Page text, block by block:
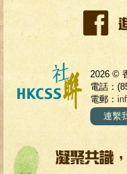
2026 ©
電話：
電郵：
連繫